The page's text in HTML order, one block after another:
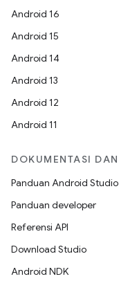
Android 16
Android 15
Android 14
Android 13
Android 12
Android 11
DOKUMENTASI
Panduan Android Studio
Panduan developer
Referensi API
Download Studio
Android NDK